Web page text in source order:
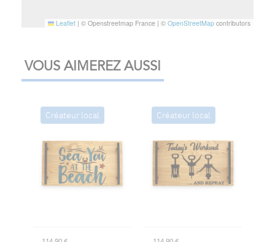
Leaflet | © Openstreetmap France | © OpenStreetMap contributors
VOUS AIMEREZ AUSSI
Créateur local Créateur local